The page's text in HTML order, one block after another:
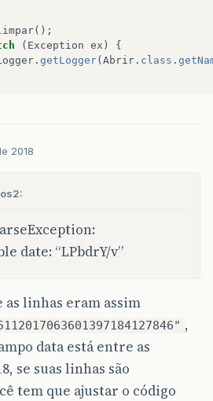
();
( Exception ex )
{
. getLogger(Abrir . class .
2018
date: “LPbdrY/v”
as linhas eram assim
,
data está entre as
se suas linhas são
tem que ajustar o código